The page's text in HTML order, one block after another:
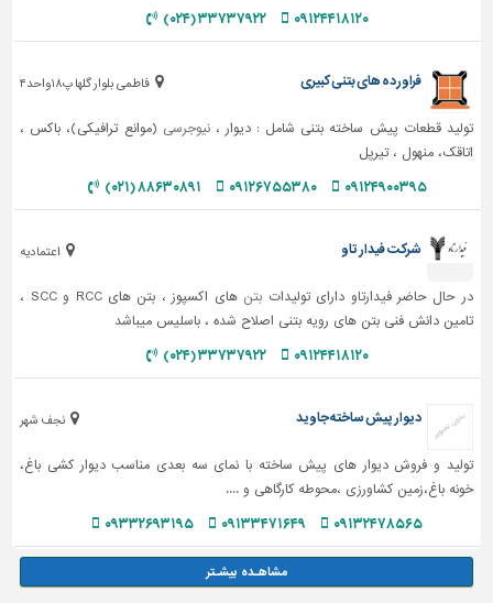
۰۹۱۲۴۴۱۸۱۲۰ ۳۳۷۳۷۹۲۲ (۰۲۴)
فاطمی بلوار گلها پ۱۸واحد۴ فراورده های بتنی کبیری
تولید قطعات پیش ساخته بتنی شامل : دیوار ،نیوجرسی (موانع ترافیکی)، باکس ،
اتاقک، منهول ، تیرپل
۰۹۱۲۴۹۰۰۳۹۵ ۰۹۱۲۶۷۵۵۳۸۰ ۸۸۶۳۰۸۹۱ (۰۲۱)
اعتماديه شركت فيدار تاو
در حال حاضر فیدارتاو دارای تولیدات بتن
های اکسپوز ، بتن های RCC و SCC ،
تامین دانش فنی بتن های رویه بتنی اصلاح شده ، باسلیس میباشد
۰۹۱۲۴۴۱۸۱۲۰ ۳۳۷۳۷۹۲۲ (۰۲۴)
نجف شهر دیوار پیش ساخته جاوید
تولید و فروش دیوار های پیش ساخته با نمای سه بعدی مناسب دیوار کشی باغ،
خونه باغ،زمین کشاورزی ،محوطه کارگاهی و ....
۰۹۱۳۲۴۷۸۵۶۵ ۰۹۱۳۳۴۷۱۶۴۹ ۰۹۳۳۲۶۹۳۱۹۵